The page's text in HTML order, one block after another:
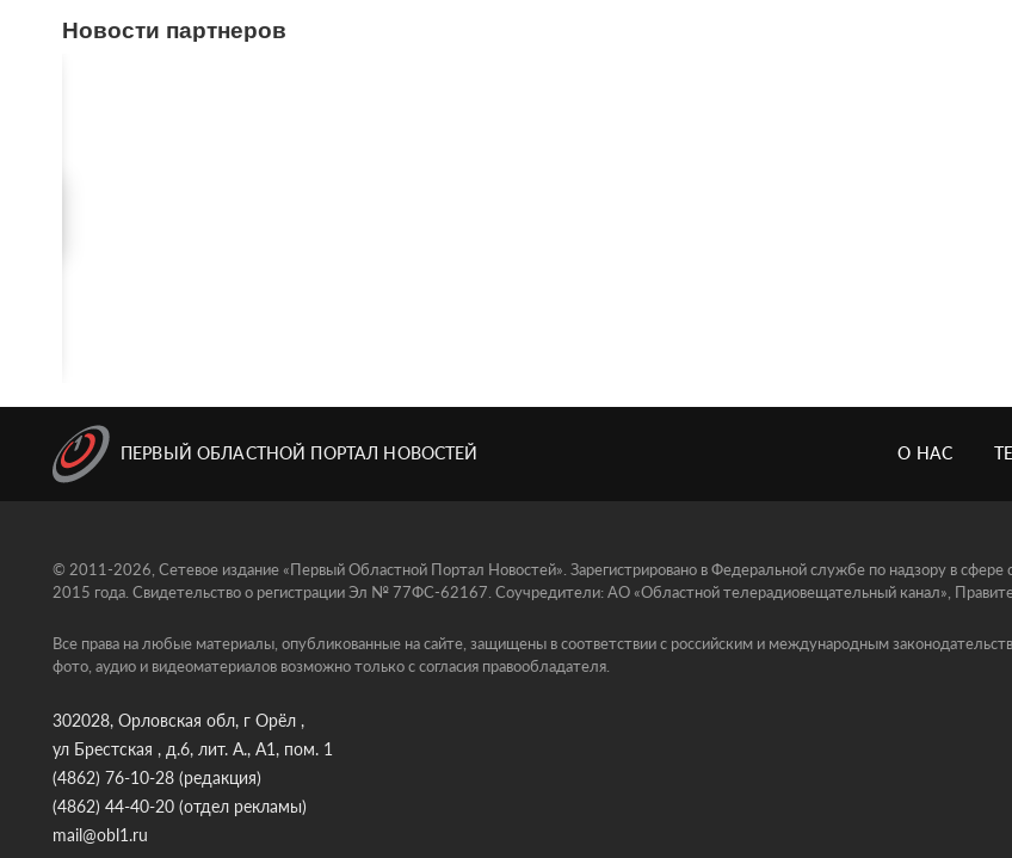
Новости партнеров
ПЕРВЫЙ ОБЛАСТНОЙ ПОРТАЛ НОВОСТЕЙ О НАС
© 2011-2026, Сетевое издание «Первый Областной Портал Новостей». Зарегистрировано в Федеральной службе по надзору в
2015 года. Свидетельство о регистрации Эл № 77ФС-62167. Соучредители: АО «Областной телерадиовещательный канал»,
Все права на любые материалы, опубликованные на сайте, защищены в соответствии с российским и международным
фото, аудио и видеоматериалов возможно только с согласия правообладателя.
302028, Орловская обл, г Орёл ,
ул Брестская , д.6, лит. А., А1, пом. 1
(4862) 76-10-28 (редакция)
(4862) 44-40-20 (отдел рекламы)
mail@obl1.ru